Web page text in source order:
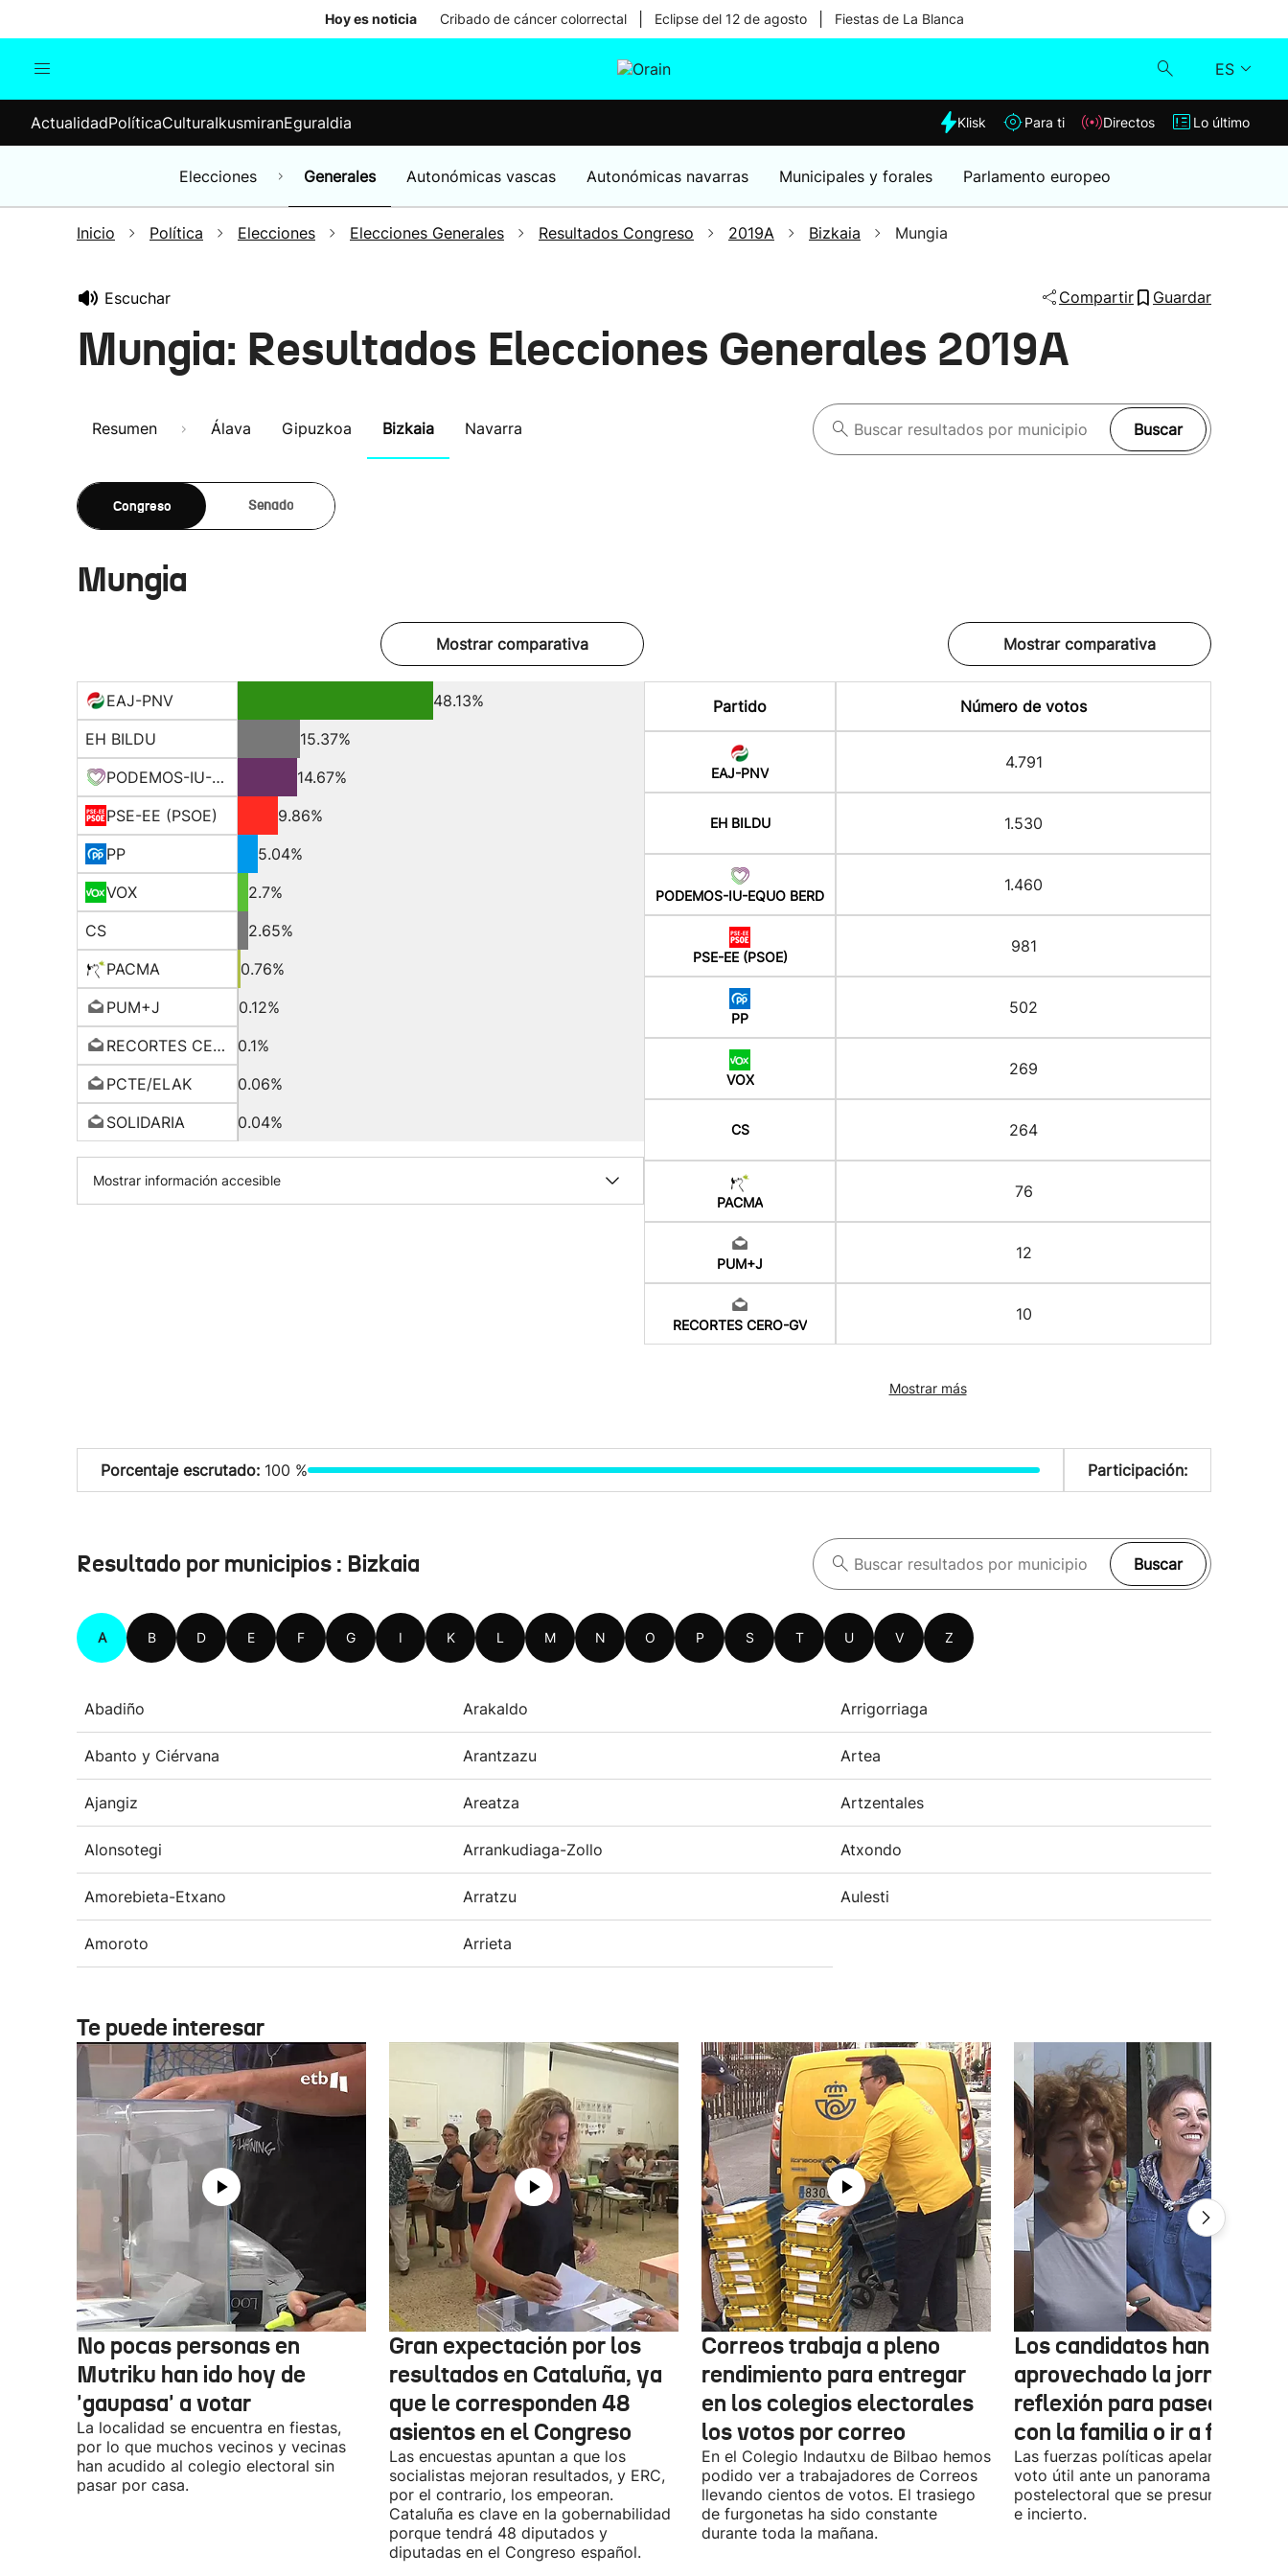
Hoy es noticia Cribado de cáncer colorrectal Eclipse del 12 de agosto Fiestas de La Blanca
ES
Elecciones
Klisk
Lo último
ActualidadPolíticaCulturaIkusmiranEguraldia Klisk Para ti Directos Lo último
Elecciones Generales Autonómicas vascas Autonómicas navarras Municipales y forales Parlamento europeo
Inicio Política Elecciones Elecciones Generales Resultados Congreso 2019A Bizkaia Mungia
Escuchar Compartir Guardar
Mungia: Resultados Elecciones Generales 2019A
Resumen Álava Gipuzkoa Bizkaia Navarra Buscar
Congreso Senado
Mungia
Mostrar comparativa
EAJ-PNV
48.13%
EH BILDU
15.37%
PODEMOS-IU-EQUO BERD
14.67%
PSE-EE (PSOE)
9.86%
PP
5.04%
VOX
2.7%
CS
2.65%
PACMA
0.76%
PUM+J
0.12%
RECORTES CERO-GV
0.1%
PCTE/ELAK
0.06%
SOLIDARIA
0.04%
Mostrar información accesible
Mostrar comparativa
Partido Número de votos
EAJ-PNV
4.791
EH BILDU 1.530
PODEMOS-IU-EQUO BERD
1.460
PSE-EE (PSOE)
981
PP
502
VOX
269
CS 264
PACMA
76
PUM+J
12
RECORTES CERO-GV
10
Mostrar más
Porcentaje escrutado: 100 % Participación:
Resultado por municipios : Bizkaia Buscar
A B D E F G I K L M N O P S T U V Z
Abadiño Arakaldo Arrigorriaga
Abanto y Ciérvana Arantzazu Artea
Ajangiz Areatza Artzentales
Alonsotegi Arrankudiaga-Zollo Atxondo
Amorebieta-Etxano Arratzu Aulesti
Amoroto Arrieta
Te puede interesar
No pocas personas en
Mutriku han ido hoy de
'gaupasa' a votar
La localidad se encuentra en fiestas,
por lo que muchos vecinos y vecinas
han acudido al colegio electoral sin
pasar por casa.
Gran expectación por los
resultados en Cataluña, ya
que le corresponden 48
asientos en el Congreso
Las encuestas apuntan a que los
socialistas mejoran resultados, y ERC,
por el contrario, los empeoran.
Cataluña es clave en la gobernabilidad
porque tendrá 48 diputados y
diputadas en el Congreso español.
Correos trabaja a pleno
rendimiento para entregar
en los colegios electorales
los votos por correo
En el Colegio Indautxu de Bilbao hemos
podido ver a trabajadores de Correos
llevando cientos de votos. El trasiego
de furgonetas ha sido constante
durante toda la mañana.
Los candidatos han
aprovechado la jornada de
reflexión para pasear,
con la familia o ir a fiestas
Las fuerzas políticas apelaron ayer al
voto útil ante un panorama
postelectoral que se presume
e incierto.